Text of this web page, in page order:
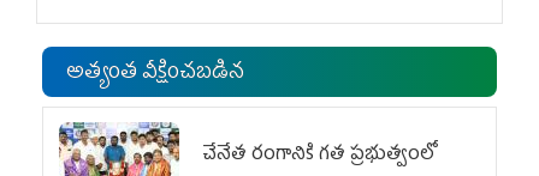
అత్యంత వీక్షించబడిన
చేనేత రంగానికి గత ప్రభుత్వంలో